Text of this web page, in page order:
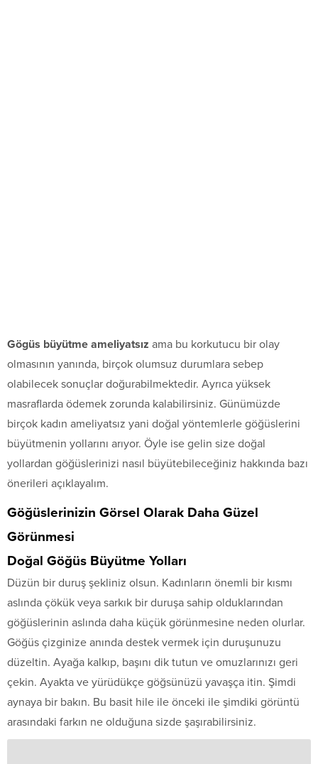
Gögüs büyütme ameliyatsız ama bu korkutucu bir olay
olmasının yanında, birçok olumsuz durumlara sebep
olabilecek sonuçlar doğurabilmektedir. Ayrıca yüksek
masraflarda ödemek zorunda kalabilirsiniz. Günümüzde
birçok kadın ameliyatsız yani doğal yöntemlerle göğüslerini
büyütmenin yollarını arıyor. Öyle ise gelin size doğal
yollardan göğüslerinizi nasıl büyütebileceğiniz hakkında bazı
önerileri açıklayalım.
Göğüslerinizin Görsel Olarak Daha Güzel
Görünmesi
Doğal Göğüs Büyütme Yolları
Düzün bir duruş şekliniz olsun. Kadınların önemli bir kısmı
aslında çökük veya sarkık bir duruşa sahip olduklarından
göğüslerinin aslında daha küçük görünmesine neden olurlar.
Göğüs çizginize anında destek vermek için duruşunuzu
düzeltin. Ayağa kalkıp, başını dik tutun ve omuzlarınızı geri
çekin. Ayakta ve yürüdükçe göğsünüzü yavaşça itin. Şimdi
aynaya bir bakın. Bu basit hile ile önceki ile şimdiki görüntü
arasındaki farkın ne olduğuna sizde şaşırabilirsiniz.